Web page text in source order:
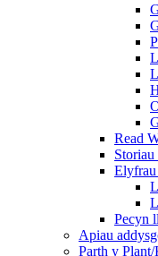
Read
Storiau
Pecyn
Apiau
Parth y